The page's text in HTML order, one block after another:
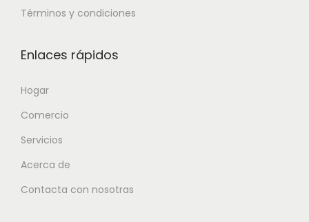
Términos y condiciones
Enlaces rápidos
Hogar
Comercio
Servicios
Acerca de
Contacta con nosotras